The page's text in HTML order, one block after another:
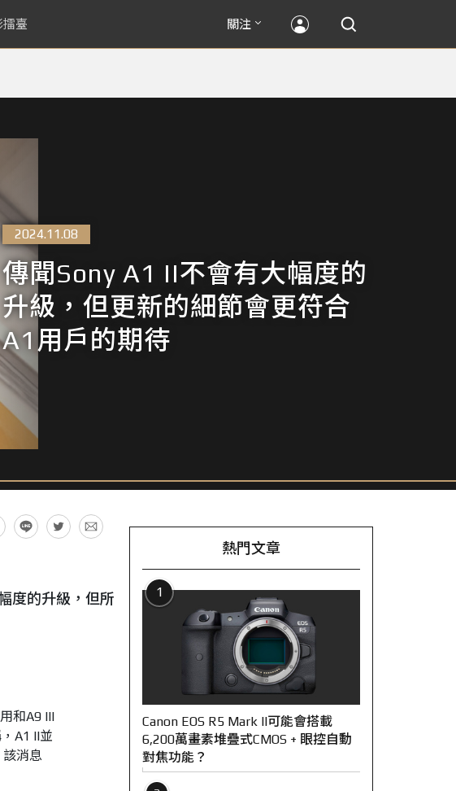
擂臺 關注
2024.11.08
傳聞Sony A1 II不會有大幅度的
升級，但更新的細節會更符合
A1用戶的期待
度的升級，但所
和A9 III
A1 II並
消息
熱門文章
1
Canon EOS R5 Mark II可能會搭載
6,200萬畫素堆疊式CMOS + 眼控自動
對焦功能？